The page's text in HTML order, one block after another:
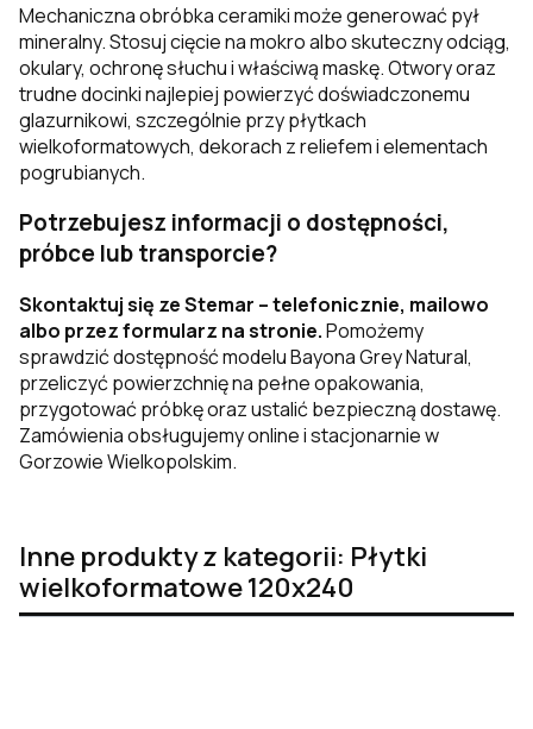
Mechaniczna obróbka ceramiki może generować pył
mineralny. Stosuj cięcie na mokro albo skuteczny odciąg,
okulary, ochronę słuchu i właściwą maskę. Otwory oraz
trudne docinki najlepiej powierzyć doświadczonemu
glazurnikowi, szczególnie przy płytkach
wielkoformatowych, dekorach z reliefem i elementach
pogrubianych.
Potrzebujesz informacji o dostępności,
próbce lub transporcie?
Skontaktuj się ze Stemar – telefonicznie, mailowo
albo przez formularz na stronie.Pomożemy
sprawdzić dostępność modelu Bayona Grey Natural,
przeliczyć powierzchnię na pełne opakowania,
przygotować próbkę oraz ustalić bezpieczną dostawę.
Zamówienia obsługujemy online i stacjonarnie w
Gorzowie Wielkopolskim.
Inne produkty z kategorii: Płytki
wielkoformatowe 120x240